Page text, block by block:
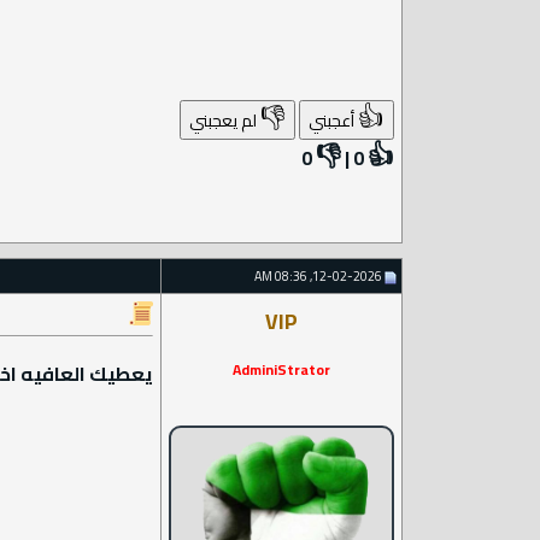
👍أعجبني 👎لم يعجبني
👍
0
|
👎
0
VIP
AdminiStrator يعطيك العافيه